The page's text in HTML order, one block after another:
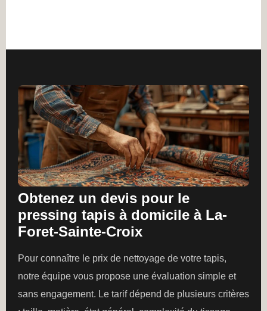
Obtenez un devis pour le
pressing tapis à domicile à La-
Foret-Sainte-Croix
Pour connaître le prix de nettoyage de votre tapis,
notre équipe vous propose une évaluation simple et
sans engagement. Le tarif dépend de plusieurs critères